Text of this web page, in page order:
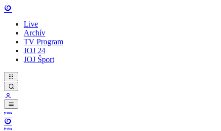
Live
Archív
TV Program
JOJ 24
JOJ Šport